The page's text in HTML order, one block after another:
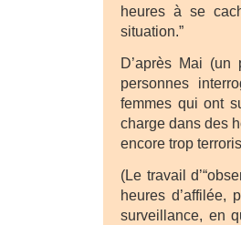
heures à se
situation.”
D’après Mai
personnes
femmes qui ont
charge dans des
encore trop
(Le travail
heures d’affilée,
surveillance, en